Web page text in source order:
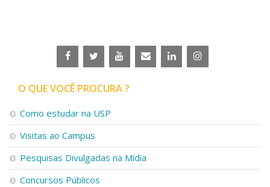
Linhas de Pesquisa
Centros, Núcleos e Projetos em Rede
Iniciação Científica
Empresas Juniores
Extensão à Comunidade
Projetos, Programas e Cursos
Artes, Cultura e Esportes
Museus e Espaços Interativos
O QUE VOCÊ PROCURA ?
Como estudar na USP
Visitas ao Campus
Pesquisas Divulgadas na Mídia
Concursos Públicos